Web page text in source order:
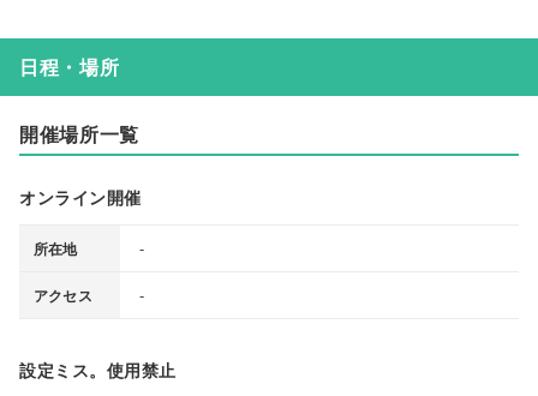
日程・場所
開催場所一覧
オンライン開催
所在地 -
アクセス -
設定ミス。使用禁止